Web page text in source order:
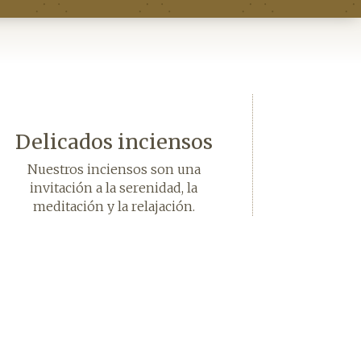
Delicados inciensos
Nuestros inciensos son una
invitación a la serenidad, la
meditación y la relajación.